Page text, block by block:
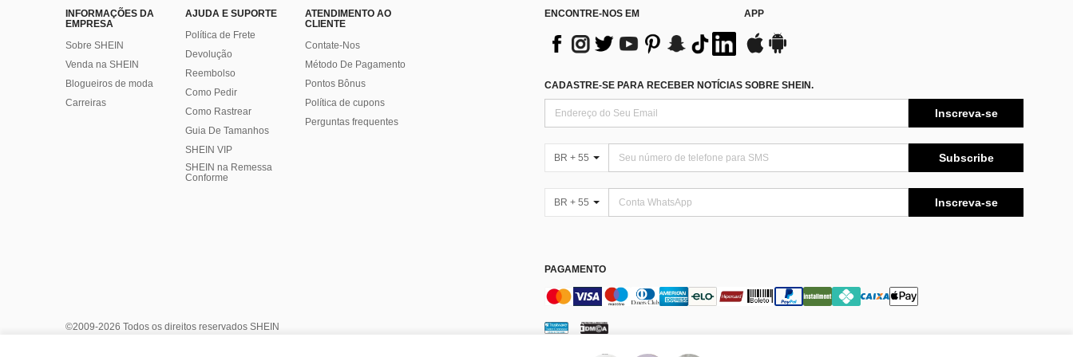
INFORMAÇÕES DA
EMPRESA
Sobre SHEIN
Venda na SHEIN
Blogueiros de moda
Carreiras
AJUDA E SUPORTE
Política de Frete
Devolução
Reembolso
Como Pedir
Como Rastrear
Guia De Tamanhos
SHEIN VIP
SHEIN na Remessa
Conforme
ATENDIMENTO AO
CLIENTE
Contate-Nos
Método De Pagamento
Pontos Bônus
Política de cupons
Perguntas frequentes
ENCONTRE-NOS EM APP
CADASTRE-SE PARA RECEBER NOTÍCIAS SOBRE SHEIN.
Inscreva-se
BR + 55 Subscribe
BR + 55 Inscreva-se
PAGAMENTO
©2009-2026 Todos os direitos reservados SHEIN